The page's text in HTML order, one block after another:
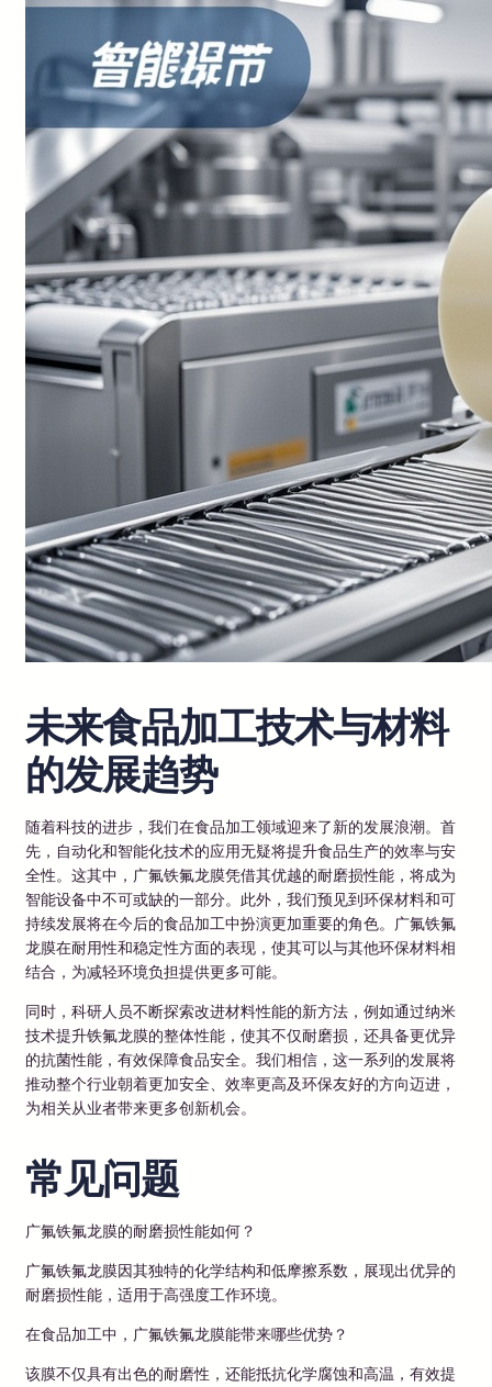
未来食品加工技术与材料
的发展趋势
随着科技的进步，我们在食品加工领域迎来了新的发展浪潮。首
先，自动化和智能化技术的应用无疑将提升食品生产的效率与安
全性。这其中，广氟铁氟龙膜凭借其优越的耐磨损性能，将成为
智能设备中不可或缺的一部分。此外，我们预见到环保材料和可
持续发展将在今后的食品加工中扮演更加重要的角色。广氟铁氟
龙膜在耐用性和稳定性方面的表现，使其可以与其他环保材料相
结合，为减轻环境负担提供更多可能。
同时，科研人员不断探索改进材料性能的新方法，例如通过纳米
技术提升铁氟龙膜的整体性能，使其不仅耐磨损，还具备更优异
的抗菌性能，有效保障食品安全。我们相信，这一系列的发展将
推动整个行业朝着更加安全、效率更高及环保友好的方向迈进，
为相关从业者带来更多创新机会。
常见问题
广氟铁氟龙膜的耐磨损性能如何？
广氟铁氟龙膜因其独特的化学结构和低摩擦系数，展现出优异的
耐磨损性能，适用于高强度工作环境。
在食品加工中，广氟铁氟龙膜能带来哪些优势？
该膜不仅具有出色的耐磨性，还能抵抗化学腐蚀和高温，有效提